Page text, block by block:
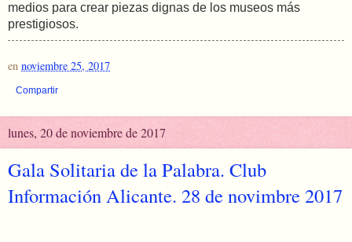
medios para crear piezas dignas de los museos más
prestigiosos.
en noviembre 25, 2017
Compartir
lunes, 20 de noviembre de 2017
Gala Solitaria de la Palabra. Club
Información Alicante. 28 de novimbre 2017